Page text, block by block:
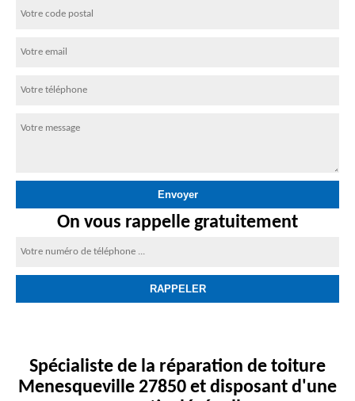
On vous rappelle gratuitement
Spécialiste de la réparation de toiture
Menesqueville 27850 et disposant d'une